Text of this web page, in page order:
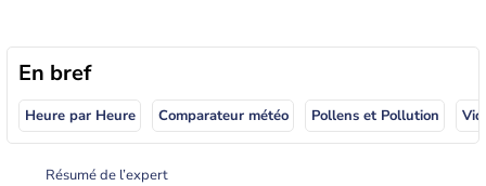
En bref
Heure par Heure Comparateur météo Pollens et Pollution
Résumé de l’expert